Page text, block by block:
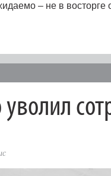
– не в восторге